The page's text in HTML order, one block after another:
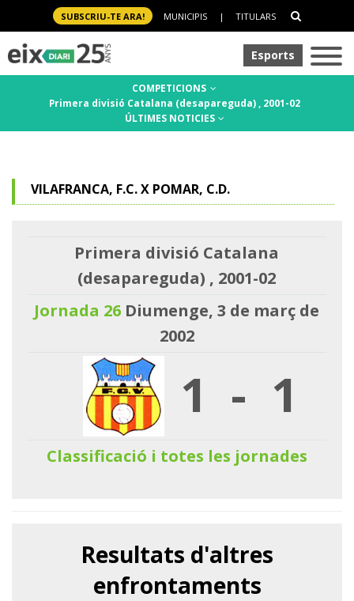
SUBSCRIU-TE ARA! MUNICIPIS | TITULARS
Esports
COMPETICIONS
Primera divisió Catalana (desapareguda) , 2001-02
ÚLTIMES NOTICIES
VILAFRANCA, F.C. X POMAR, C.D.
Primera divisió Catalana
(desapareguda) , 2001-02
Jornada 26 Diumenge, 3 de març de
2002
1 - 1
Classificació i totes les jornades
Resultats d'altres
enfrontaments